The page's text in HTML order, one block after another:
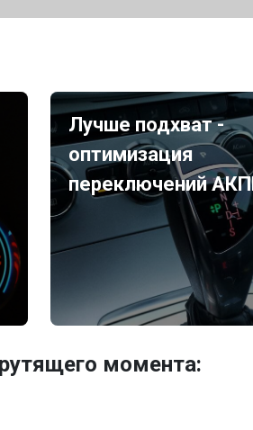
Лучше подхват -
оптимизация
переключений
момента: